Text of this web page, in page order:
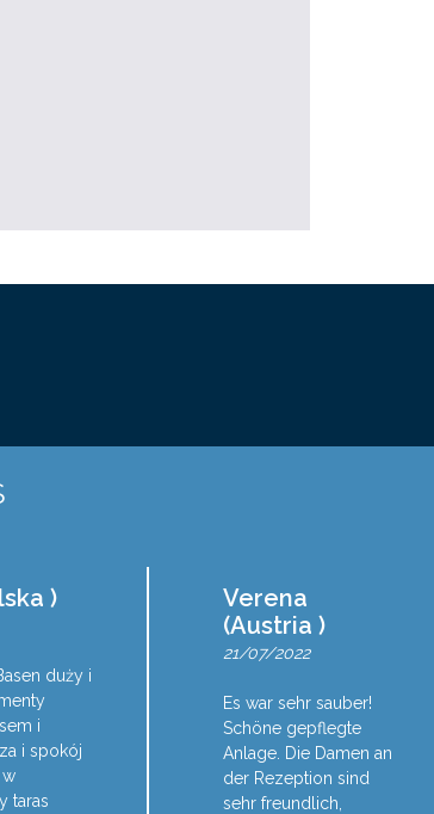
)
duży i
i
i spokój
w
taras
Verena
(Austria )
21/07/2022
Es war sehr sauber!
Schöne gepflegte
Anlage. Die Damen an
der Rezeption sind
sehr freundlich,